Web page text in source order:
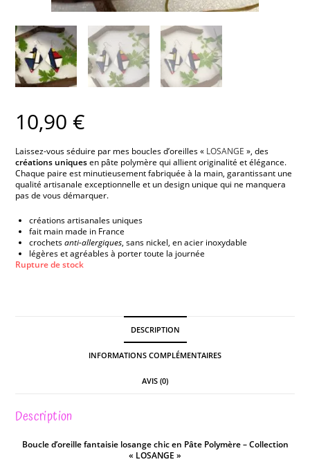
10,90 €
Laissez-vous séduire par mes boucles d’oreilles « LOSANGE », des
créations uniquesen pâte polymère qui allient originalité et élégance.
Chaque paire est minutieusement fabriquée à la main, garantissant une
qualité artisanale exceptionnelle et un design unique qui ne manquera
pas de vous démarquer.
créations artisanales uniques
fait main made in France
crochetsanti-allergiques, sans nickel, en acier inoxydable
légères et agréables à porter toute la journée
Rupture de stock
DESCRIPTION
INFORMATIONS COMPLÉMENTAIRES
AVIS (0)
Description
Boucle d’oreille fantaisie losange chic en Pâte Polymère – Collection
« LOSANGE »